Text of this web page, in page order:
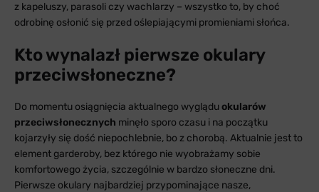
z kapeluszy, parasoli czy wachlarzy – wszystko to, by choć
odrobinę osłonić się przed oślepiającymi promieniami słońca.
Kto wynalazł pierwsze okulary
przeciwsłoneczne?
Do momentu osiągnięcia aktualnego wygląduokularów
przeciwsłonecznych minęło sporo czasu i na początku
kojarzyły się dość niepochlebnie, bo z chorobą. Aktualnie jest to
element garderoby, bez którego nie wyobrażamy sobie
komfortowego życia, szczególnie w bardzo słoneczne dni.
Pierwsze okulary najbardziej przypominające nasze,